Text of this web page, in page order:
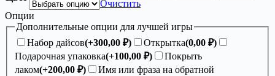
Очистить
Опции
Дополнительные опции для лучшей игры
Набор дайсов(+300,00 ₽) Открытка(0,00 ₽)
Подарочная упаковка(+100,00 ₽)
Покрыть
лаком(+200,00 ₽)
Имя или фраза на обратной